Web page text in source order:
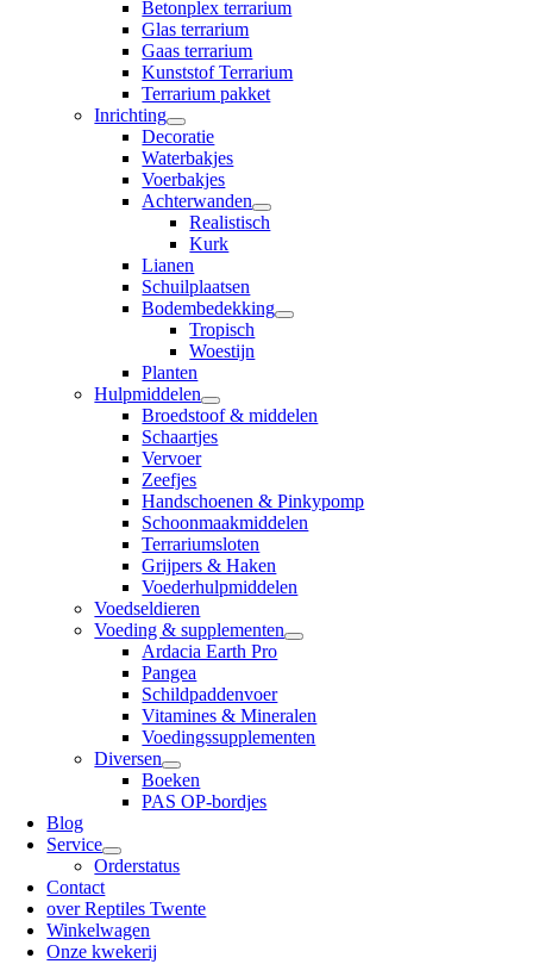
Betonplex terrarium
Glas terrarium
Gaas terrarium
Kunststof Terrarium
Terrarium pakket
Inrichting
Decoratie
Waterbakjes
Voerbakjes
Achterwanden
Realistisch
Kurk
Lianen
Schuilplaatsen
Bodembedekking
Tropisch
Woestijn
Planten
Hulpmiddelen
Broedstoof & middelen
Schaartjes
Vervoer
Zeefjes
Handschoenen & Pinkypomp
Schoonmaakmiddelen
Terrariumsloten
Grijpers & Haken
Voederhulpmiddelen
Voedseldieren
Voeding & supplementen
Ardacia Earth Pro
Pangea
Schildpaddenvoer
Vitamines & Mineralen
Voedingssupplementen
Diversen
Boeken
PAS OP-bordjes
Blog
Service
Orderstatus
Contact
over Reptiles Twente
Winkelwagen
Onze kwekerij